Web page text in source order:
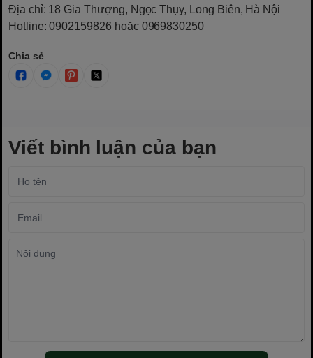
Địa chỉ: 18 Gia Thượng, Ngọc Thụy, Long Biên, Hà Nội
Hotline: 0902159826 hoặc 0969830250
Chia sẻ
Viết bình luận của bạn